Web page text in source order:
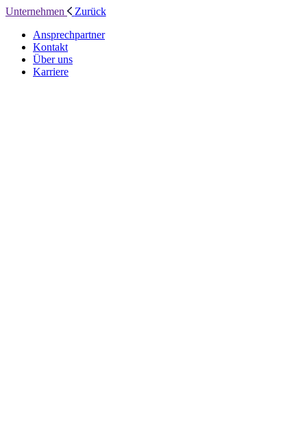
Unternehmen
Zurück
Ansprechpartner
Kontakt
Über uns
Karriere